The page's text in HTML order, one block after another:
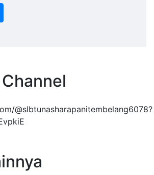
@slbtunasharapanitembelang6078?